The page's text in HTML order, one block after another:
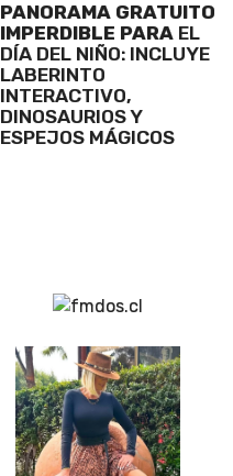
PANORAMA GRATUITO
IMPERDIBLE PARA EL
DÍA DEL NIÑO: INCLUYE
LABERINTO
INTERACTIVO,
DINOSAURIOS Y
ESPEJOS MÁGICOS